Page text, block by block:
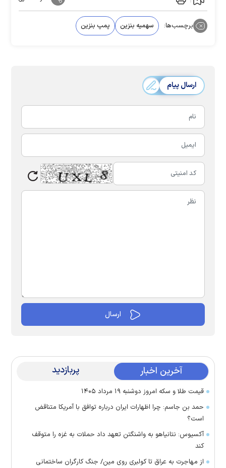
برچسب‌ها: سهمیه بنزین پمپ بنزین
ارسال پیام
آخرین اخبار پربازدید
قیمت طلا و سکه امروز دوشنبه ۱۹ مرداد ۱۴۰۵
حمد بن جاسم: چرا اظهارات ایران درباره توافق با آمریکا متناقض
است؟
آکسیوس: نتانیاهو به واشنگتن تعهد داد حملات به غزه را متوقف
کند
از مهاجرت به عراق تا کولبری روی مین/ جنگ کارگران ساختمانی